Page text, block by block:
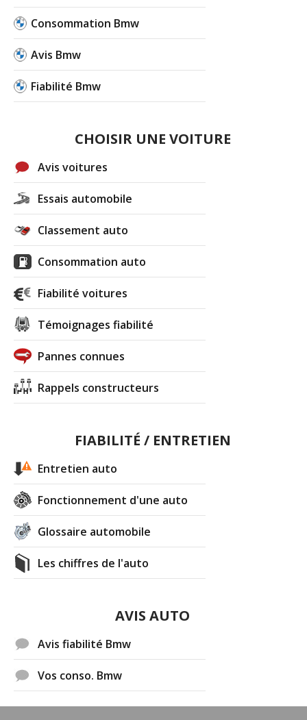
Consommation Bmw
Avis Bmw
Fiabilité Bmw
CHOISIR UNE VOITURE
Avis voitures
Essais automobile
Classement auto
Consommation auto
Fiabilité voitures
Témoignages fiabilité
Pannes connues
Rappels constructeurs
FIABILITÉ / ENTRETIEN
Entretien auto
Fonctionnement d'une auto
Glossaire automobile
Les chiffres de l'auto
AVIS AUTO
Avis fiabilité Bmw
Vos conso. Bmw